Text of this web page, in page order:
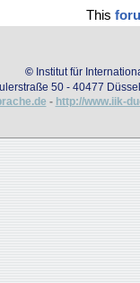
This
© Institut für
50 - 40477
- http://www.iik-